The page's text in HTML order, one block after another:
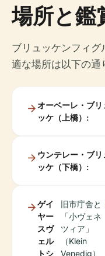
場所と鑑
ブリュッケンフィ
適な場所は以下の通
オーベーレ・ブリ
ッケ（上橋）:
ウンテレー・ブリ
ッケ（下橋）:
ゲイ
ヤー
スヴ
ェル
トシ
旧市庁舎と
「小ヴェネ
ツィア」
（Klein
Venedig）